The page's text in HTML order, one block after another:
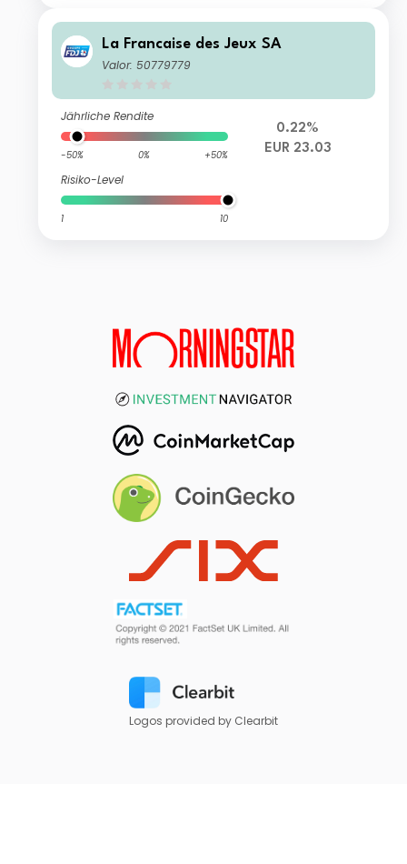
La Francaise des Jeux SA
Valor: 50779779
Jährliche Rendite
-50% 0% +50%
Risiko-Level
1 10
0.22%
EUR 23.03
Logos provided by Clearbit